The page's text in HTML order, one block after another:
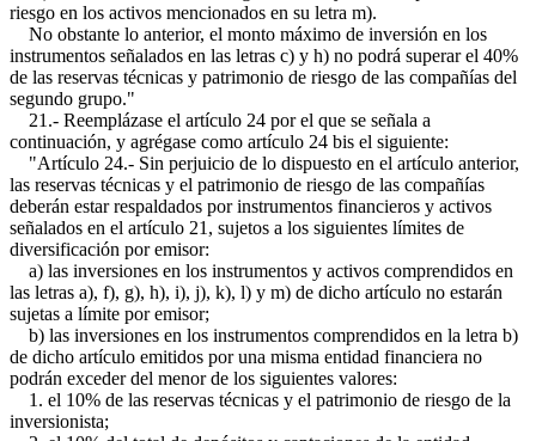
riesgo en los activos mencionados en su letra m).
No obstante lo anterior, el monto máximo de inversión en los
instrumentos señalados en las letras c) y h) no podrá superar el 40%
de las reservas técnicas y patrimonio de riesgo de las compañías del
segundo grupo."
21.- Reemplázase el artículo 24 por el que se señala a
continuación, y agrégase como artículo 24 bis el siguiente:
"Artículo 24.- Sin perjuicio de lo dispuesto en el artículo anterior,
las reservas técnicas y el patrimonio de riesgo de las compañías
deberán estar respaldados por instrumentos financieros y activos
señalados en el artículo 21, sujetos a los siguientes límites de
diversificación por emisor:
a) las inversiones en los instrumentos y activos comprendidos en
las letras a), f), g), h), i), j), k), l) y m) de dicho artículo no estarán
sujetas a límite por emisor;
b) las inversiones en los instrumentos comprendidos en la letra b)
de dicho artículo emitidos por una misma entidad financiera no
podrán exceder del menor de los siguientes valores:
1. el 10% de las reservas técnicas y el patrimonio de riesgo de la
inversionista;